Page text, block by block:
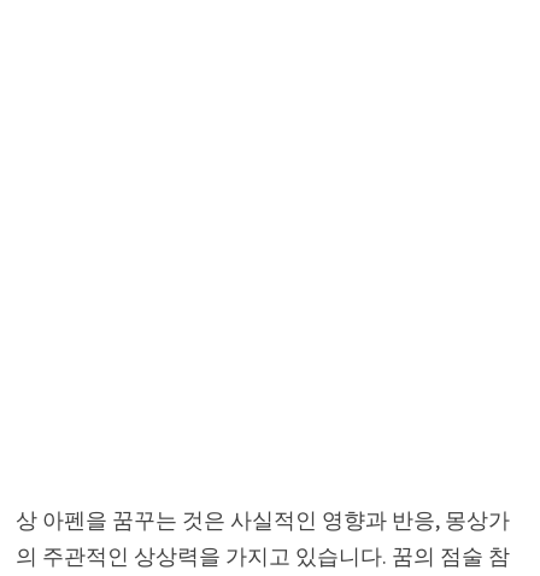
상 아펜을 꿈꾸는 것은 사실적인 영향과 반응, 몽상가
의 주관적인 상상력을 가지고 있습니다. 꿈의 점술 참